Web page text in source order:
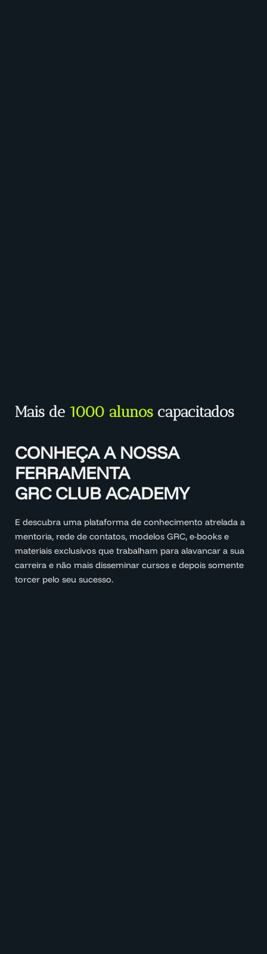
Mais de 1000 alunos capacitados
CONHEÇA A NOSSA
FERRAMENTA
GRC CLUB ACADEMY
E descubra uma plataforma de conhecimento atrelada a
mentoria, rede de contatos, modelos GRC, e-books e
materiais exclusivos que trabalham para alavancar a sua
carreira e não mais disseminar cursos e depois somente
torcer pelo seu sucesso.